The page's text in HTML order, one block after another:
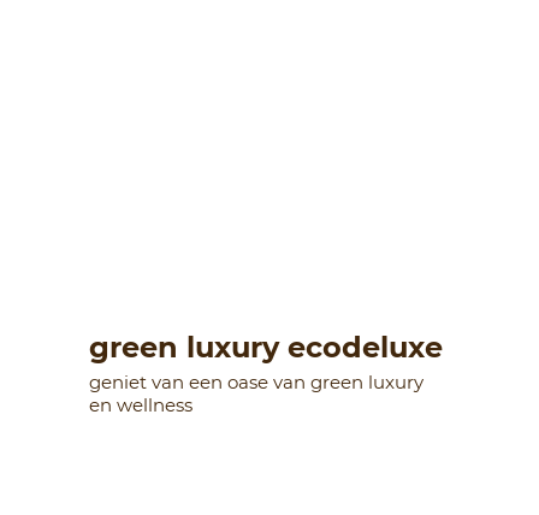
green luxury ecodeluxe
geniet van een oase van green luxury
en wellness